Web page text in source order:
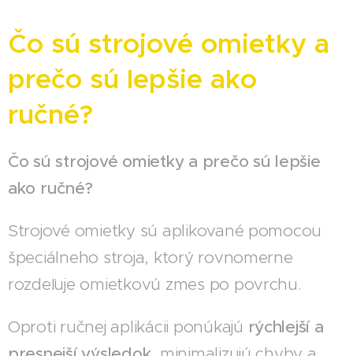
Čo sú strojové omietky a
prečo sú lepšie ako
ručné?
Čo sú strojové omietky a prečo sú lepšie
ako ručné?
Strojové omietky sú aplikované pomocou
špeciálneho stroja, ktorý rovnomerne
rozdeľuje omietkovú zmes po povrchu.
Oproti ručnej aplikácii ponúkajú rýchlejší a